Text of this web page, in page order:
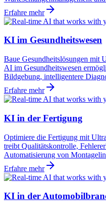
Erfahre mehr
KI im Gesundheitswesen
Baue Gesundheitslösungen
AI im Gesundheitswesen
Bildgebung, intelligentere
Erfahre mehr
KI in der Fertigung
Optimiere die Fertigung mit
treibt Qualitätskontrolle,
Automatisierung von
Erfahre mehr
KI in der